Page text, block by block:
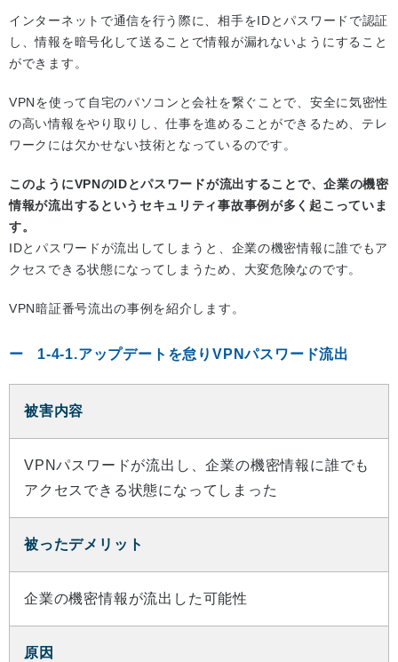
インターネットで通信を行う際に、相手をIDとパスワードで認証
し、情報を暗号化して送ることで情報が漏れないようにすること
ができます。
VPNを使って自宅のパソコンと会社を繋ぐことで、安全に気密性
の高い情報をやり取りし、仕事を進めることができるため、テレ
ワークには欠かせない技術となっているのです。
このようにVPNのIDとパスワードが流出することで、企業の機密
情報が流出するというセキュリティ事故事例が多く起こっていま
す。
IDとパスワードが流出してしまうと、企業の機密情報に誰でもア
クセスできる状態になってしまうため、大変危険なのです。
VPN暗証番号流出の事例を紹介します。
1-4-1.アップデートを怠りVPNパスワード流出
被害内容
VPNパスワードが流出し、企業の機密情報に誰でも
アクセスできる状態になってしまった
被ったデメリット
企業の機密情報が流出した可能性
原因